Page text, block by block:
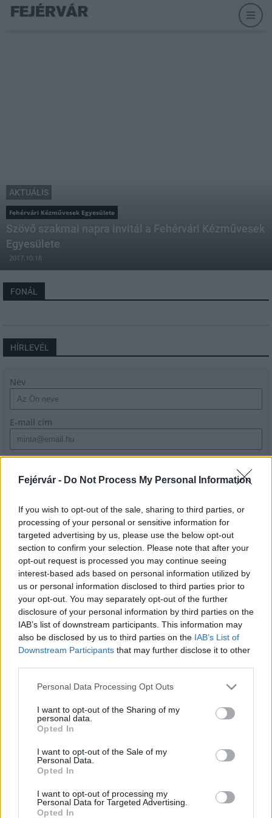
Fejérvár - Do Not Process My Personal Information
If you wish to opt-out of the sale, sharing to third parties, or
processing of your personal or sensitive information for
targeted advertising by us, please use the below opt-out
section to confirm your selection. Please note that after your
opt-out request is processed you may continue seeing
interest-based ads based on personal information utilized by
us or personal information disclosed to third parties prior to
your opt-out. You may separately opt-out of the further
disclosure of your personal information by third parties on the
IAB’s list of downstream participants. This information may
also be disclosed by us to third parties on the IAB’s List of
Downstream Participants that may further disclose it to other
Please note that this website/app uses one or more Google
not limited to your visit or usage behaviour. You may click to
grant or deny consent to Google and its third-party tags to
use your data for below specified purposes in below Google
consent section.
Personal Data Processing Opt Outs
I want to opt-out of the Sharing of my
personal data.
Opted In
I want to opt-out of the Sale of my
Personal Data.
Opted In
I want to opt-out of processing my
Personal Data for Targeted Advertising.
Opted In
AKTUÁLIS
Fehérvári Kézművesek Egyesülete
Szövő szakmai napra invitál a Fehérvári Kézművesek
Egyesülete
2017.10.18
FONÁL
HÍRLEVÉL
Név
E-mail cím
szabályzatot!
LEGFRISSEBB
Országos hírek
Megérkezett az eső a Duna vízgyűjtőjére
Aktuális
Paks II.: Mit jelent az 5. blokk új
árnyékában?
másodfokúra csökken a riasztás